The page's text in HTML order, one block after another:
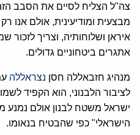
צה"ל הצליח לסיים את הסבב
מבצעית ומודיעינית, אולם
איראן ושלוחותיה, וצריך לזכור
אתגרים ביטחוניים גדולים.
מנהיג חזבאללה חסן נצראללה
לציבור הלבנוני, הוא הקפיד
ישראל משטח לבנון אולם נמנע
הישראלי" כפי שהבטיח בנאומו.